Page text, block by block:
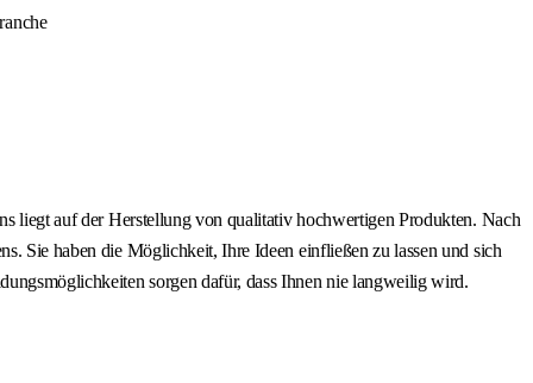
liegt auf der Herstellung von qualitativ hochwertigen Produkten. Nach
Sie haben die Möglichkeit, Ihre Ideen einfließen zu lassen und sich
sorgen dafür, dass Ihnen nie langweilig wird.